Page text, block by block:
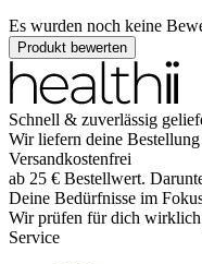
Es wurden noch keine
Produkt bewerten
Schnell & zuverlässig
Wir liefern deine
Versandkostenfrei
ab 25 € Bestellwert.
Deine Bedürfnisse im
Wir prüfen für dich wirklich
Service